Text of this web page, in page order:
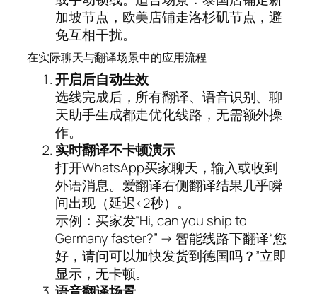
加坡节点，欧美店铺走洛杉矶节点，避
免互相干扰。
在实际聊天与翻译场景中的应用流程
开启后自动生效
选线完成后，所有翻译、语音识别、聊
天助手生成都走优化线路，无需额外操
作。
实时翻译不卡顿演示
打开WhatsApp买家聊天，输入或收到
外语消息。爱翻译右侧翻译结果几乎瞬
间出现（延迟<2秒）。
示例：买家发“Hi, can you ship to
Germany faster?” → 智能线路下翻译“您
好，请问可以加快发货到德国吗？”立即
显示，无卡顿。